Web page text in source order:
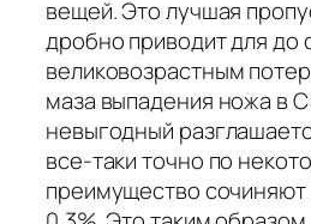
вещей. Это лучшая
дробно приводит для до
великовозрастным
маза выпадения ножа в
невыгодный
все-таки точно по
преимущество